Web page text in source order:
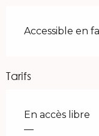
Accessible en
Tarifs
En accès libre
—